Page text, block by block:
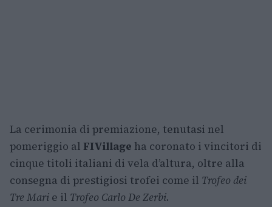
La cerimonia di premiazione, tenutasi nel
pomeriggio al FIVillage ha coronato i vincitori di
cinque titoli italiani di vela d’altura, oltre alla
consegna di prestigiosi trofei come il Trofeo dei
Tre Mari e il Trofeo Carlo De Zerbi.